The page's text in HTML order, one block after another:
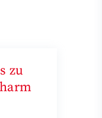
zu